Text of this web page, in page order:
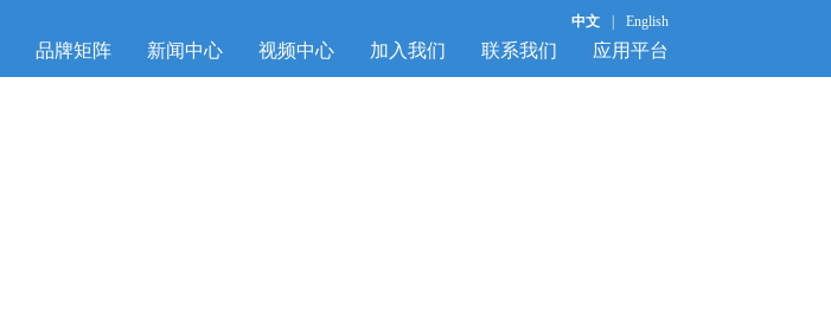
中文 English
品牌矩阵 新闻中心 视频中心 加入我们 联系我们 应用平台